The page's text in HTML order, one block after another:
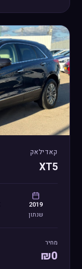
קאדילאק
XT5
2019
שנתון
מחיר
₪0